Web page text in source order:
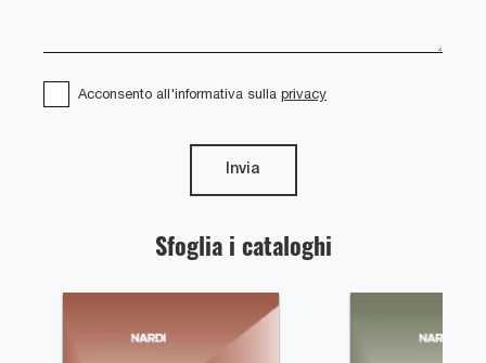
Sfoglia i cataloghi
Acconsento all'informativa sulla privacy
Invia